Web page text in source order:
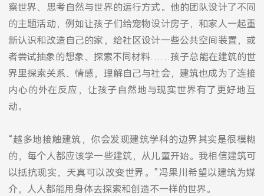
察世界、思考自然与世界的运行方式。他的团队设计了不同
的主题活动，例如让孩子们给宠物设计房子，和家人一起重
新认识和改造自己的家，给社区设计一些公共空间装置，或
者尝试抽象的想象、探索不同材料……孩子总能在建筑的世
界里探索关系、情感，理解自己与社会，建筑也成为了连接
内心的外在反应，让孩子自然地与现实世界有了更好地互
动。
“越多地接触建筑，你会发现建筑学科的边界其实是很模糊
的，每个人都应该学一些建筑，从儿童开始。我相信建筑可
以抵抗现实，天真可以改变世界。”冯果川希望以建筑为媒
介，人人都能用身体去探索和创造不一样的世界。